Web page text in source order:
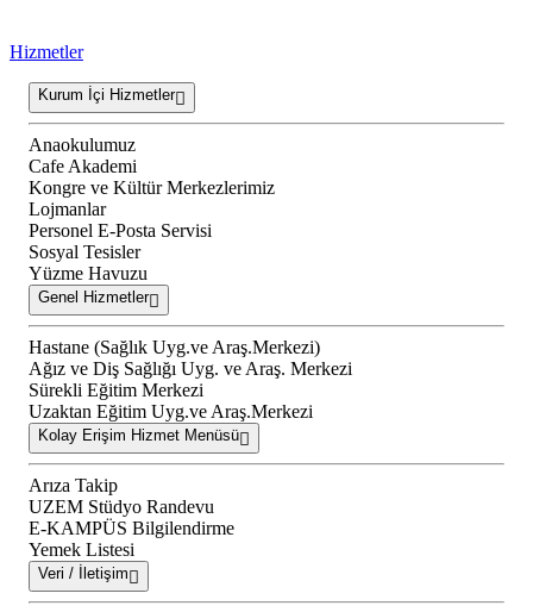
Hizmetler
Kurum İçi Hizmetler
Anaokulumuz
Cafe Akademi
Kongre ve Kültür Merkezlerimiz
Lojmanlar
Personel E-Posta Servisi
Sosyal Tesisler
Yüzme Havuzu
Genel Hizmetler
Hastane (Sağlık Uyg.ve Araş.Merkezi)
Ağız ve Diş Sağlığı Uyg. ve Araş. Merkezi
Sürekli Eğitim Merkezi
Uzaktan Eğitim Uyg.ve Araş.Merkezi
Kolay Erişim Hizmet Menüsü
Arıza Takip
UZEM Stüdyo Randevu
E-KAMPÜS Bilgilendirme
Yemek Listesi
Veri / İletişim